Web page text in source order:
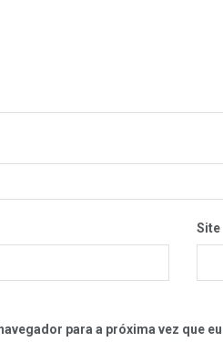
Site
para a próxima vez que